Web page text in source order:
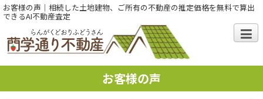
お客様の声｜相続した土地建物、ご所有の不動産の推定価格を無料で算出
できるAI不動産査定
お客様の声